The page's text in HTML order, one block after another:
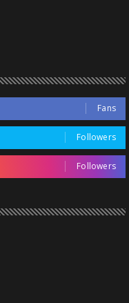
Fans
Followers
Followers